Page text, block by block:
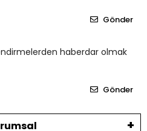
Gönder
haberdar olmak
Gönder